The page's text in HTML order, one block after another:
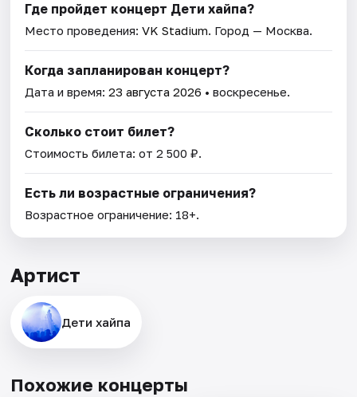
Где пройдет концерт Дети хайпа?
Место проведения:VK Stadium. Город — Москва.
Когда запланирован концерт?
Дата и время:23 августа 2026 • воскресенье.
Сколько стоит билет?
Стоимость билета: от 2 500 ₽.
Есть ли возрастные ограничения?
Возрастное ограничение: 18+.
Артист
Дети хайпа
Похожие концерты